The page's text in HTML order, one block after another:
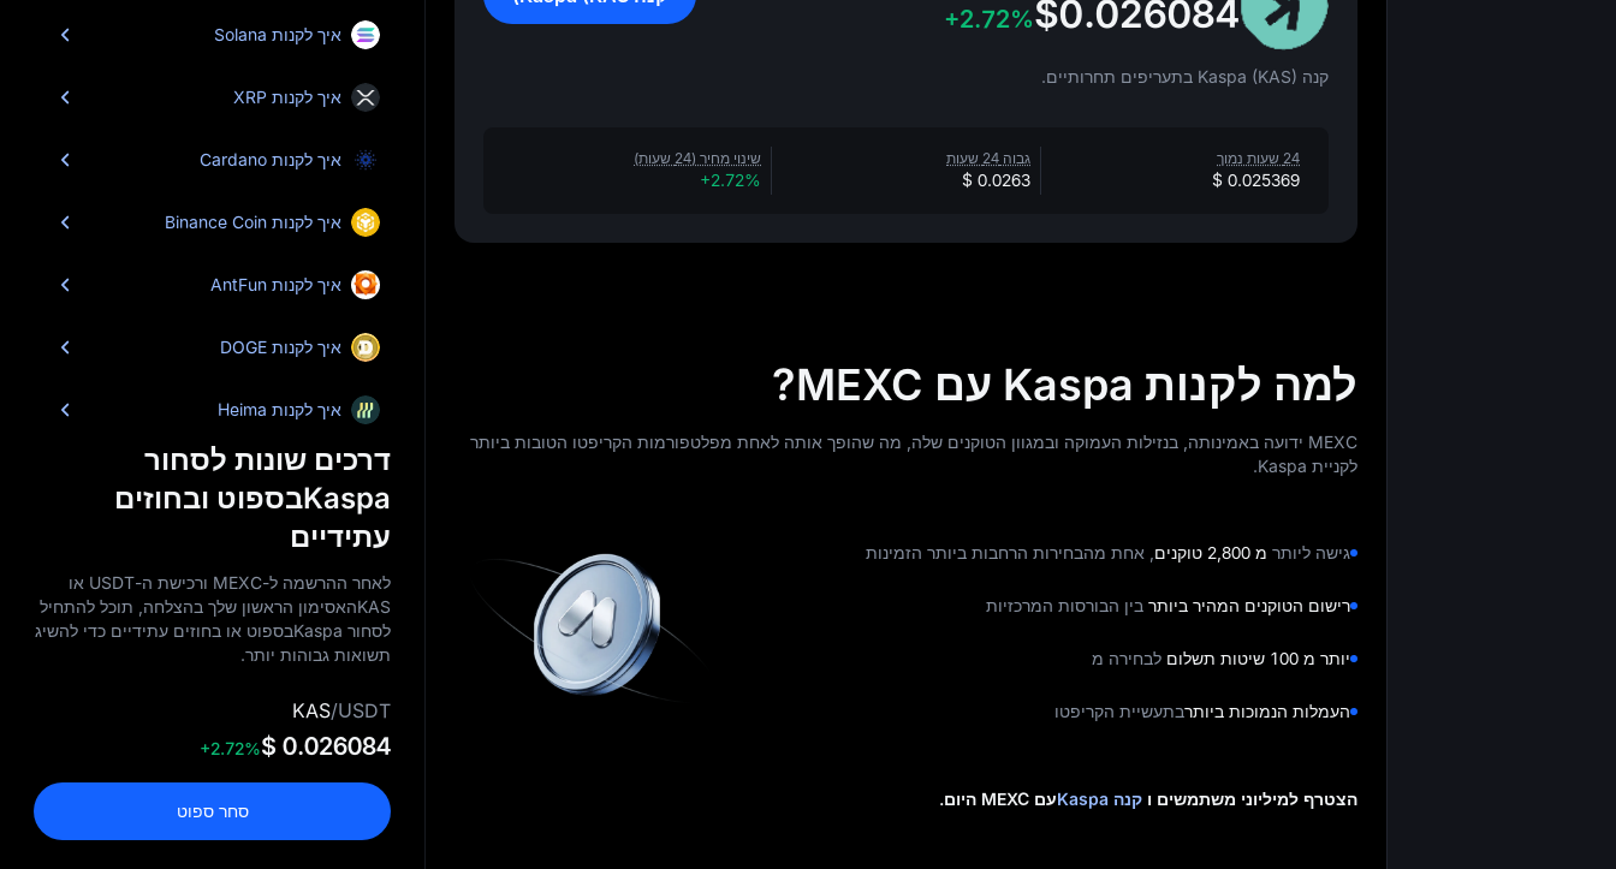
$0.026084
+2.72%
קנה Kaspa (KAS) בתעריפים תחרותיים.
24 שעות נמוך
$ 0.025369
גבוה 24 שעות
$ 0.0263
שינוי מחיר (24 שעות)
+2.72%
למה לקנות Kaspa עם MEXC?
MEXC ידועה באמינותה, בנזילות העמוקה ובמגוון הטוקנים שלה, מה שהופך אותה לאחת מפלטפורמות הקריפטו הטובות ביותר
לקניית Kaspa.
גישה ליותר מ 2,800 טוקנים , אחת מהבחירות הרחבות ביותר הזמינות
רישום הטוקנים המהיר ביותר בין הבורסות המרכזיות
יותר מ 100 שיטות תשלום לבחירה מ
העמלות הנמוכות ביותרבתעשיית הקריפטו
הצטרף למיליוני משתמשים ו קנה Kaspa עם MEXC היום.
איך לקנות Solana
איך לקנות XRP
איך לקנות Cardano
איך לקנות Binance Coin
איך לקנות AntFun
איך לקנות DOGE
איך לקנות Heima
דרכים שונות לסחור
Kaspaבספוט ובחוזים
עתידיים
לאחר ההרשמה ל-MEXC ורכישת ה-USDT או
KASהאסימון הראשון שלך בהצלחה, תוכל להתחיל
לסחור Kaspaבספוט או בחוזים עתידיים כדי להשיג
תשואות גבוהות יותר.
KAS/USDT
$ 0.026084
+2.72%
סחר ספוט